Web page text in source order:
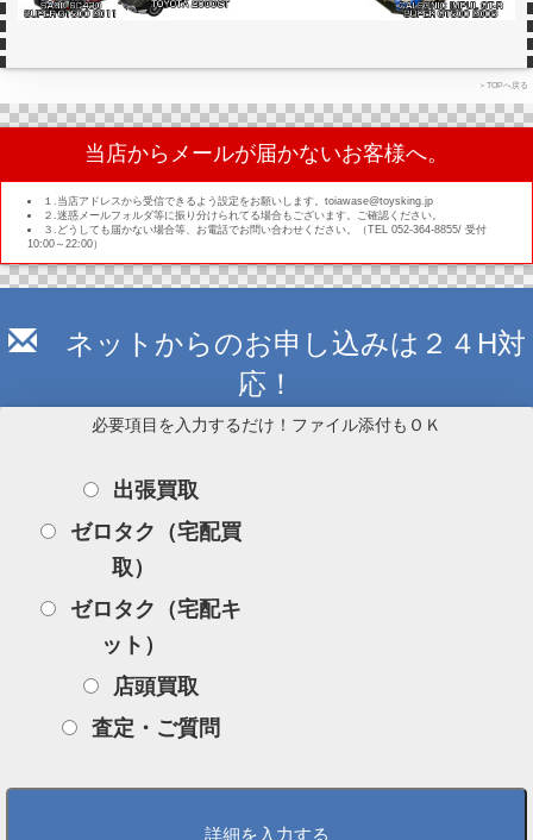
＞TOPへ戻る
当店からメールが届かないお客様へ。
１.当店アドレスから受信できるよう設定をお願いします。toiawase@toysking.jp
２.迷惑メールフォルダ等に振り分けられてる場合もございます。ご確認ください。
３.どうしても届かない場合等、お電話でお問い合わせください。（TEL 052-364-8855/ 受付
10:00～22:00）
ネットからのお申し込みは２４H対
応！
必要項目を入力するだけ！ファイル添付もＯＫ
出張買取
ゼロタク（宅配買
取）
ゼロタク（宅配キ
ット）
店頭買取
査定・ご質問